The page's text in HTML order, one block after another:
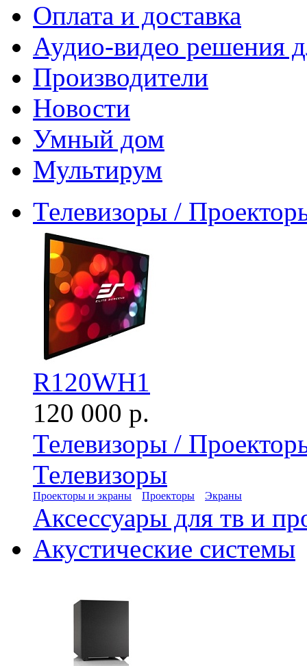
Оплата и доставка
Аудио-видео решения
Производители
Новости
Умный дом
Мультирум
Телевизоры /
R120WH1
120 000 р.
Телевизоры /
Телевизоры
Проекторы и экраны Проекторы Экраны
Аксессуары для тв и
Акустические системы